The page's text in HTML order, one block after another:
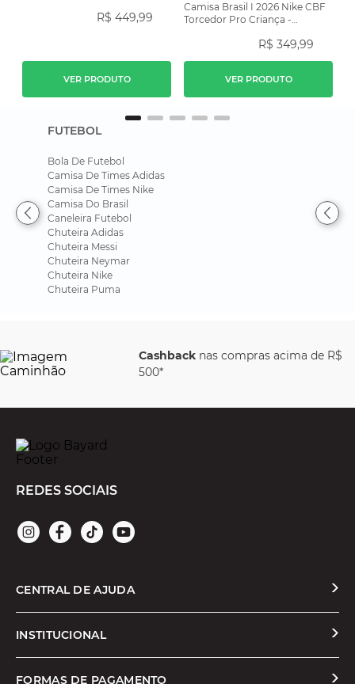
R$ 449,99
VER PRODUTO
Camisa Brasil I 2026 Nike CBF
Torcedor Pro Criança -
R$ 349,99
VER PRODUTO
FUTEBOL
Bola De Futebol
Camisa De Times Adidas
Camisa De Times Nike
Camisa Do Brasil
Caneleira Futebol
Chuteira Adidas
Chuteira Messi
Chuteira Neymar
Chuteira Nike
Chuteira Puma
Cashbacknas compras acima de R$
500*
REDES SOCIAIS
CENTRAL DE AJUDA
Solicitar Troca ou Devolução
INSTITUCIONAL
Quem Somos
FORMAS DE PAGAMENTO